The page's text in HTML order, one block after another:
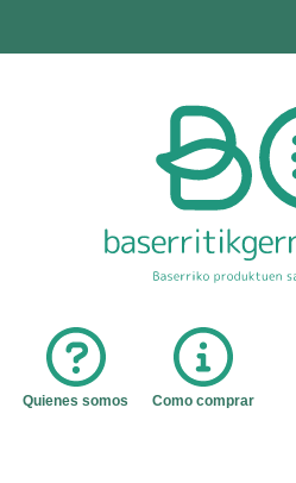
Quienes somos Como comprar